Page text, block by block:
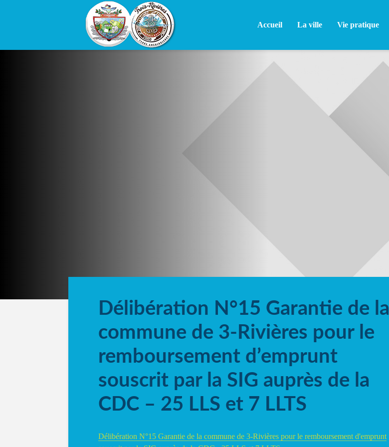
Accueil La ville Vie pratique
Délibération N°15 Garantie de la
commune de 3-Rivières pour le
remboursement d’emprunt
souscrit par la SIG auprès de la
CDC – 25 LLS et 7 LLTS
Délibération N°15 Garantie de la commune de 3-Rivières pour le remboursement d'emprunt